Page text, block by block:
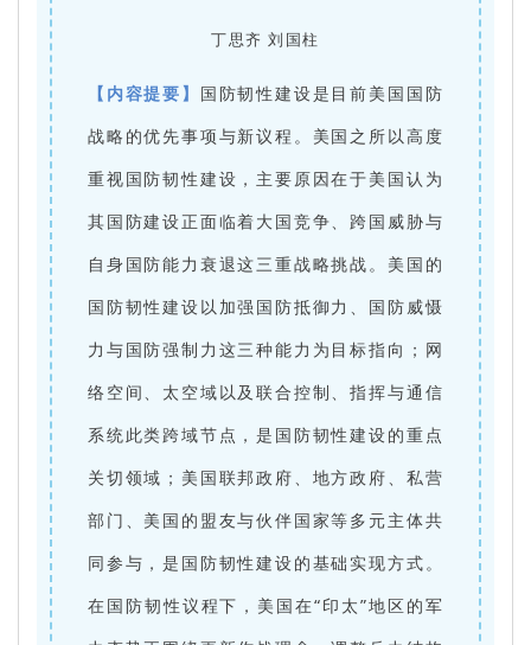
丁思齐 刘国柱
【内容提要】 国防韧性建设是目前美国国防
战略的优先事项与新议程。美国之所以高度
重视国防韧性建设，主要原因在于美国认为
其国防建设正面临着大国竞争、跨国威胁与
自身国防能力衰退这三重战略挑战。美国的
国防韧性建设以加强国防抵御力、国防威慑
力与国防强制力这三种能力为目标指向；网
络空间、太空域以及联合控制、指挥与通信
系统此类跨域节点，是国防韧性建设的重点
关切领域；美国联邦政府、地方政府、私营
部门、美国的盟友与伙伴国家等多元主体共
同参与，是国防韧性建设的基础实现方式。
在国防韧性议程下，美国在“印太”地区的军